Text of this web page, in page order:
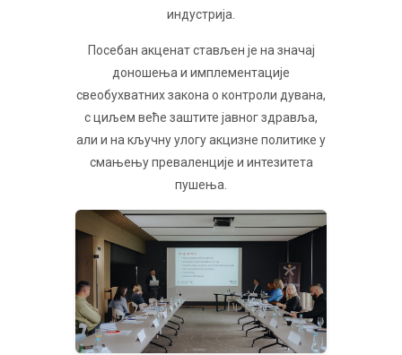
индустрија.
Посебан акценат стављен је на значај
доношења и имплементације
свеобухватних закона о контроли дувана,
с циљем веће заштите јавног здравља,
али и на кључну улогу акцизне политике у
смањењу преваленције и интезитета
пушења.